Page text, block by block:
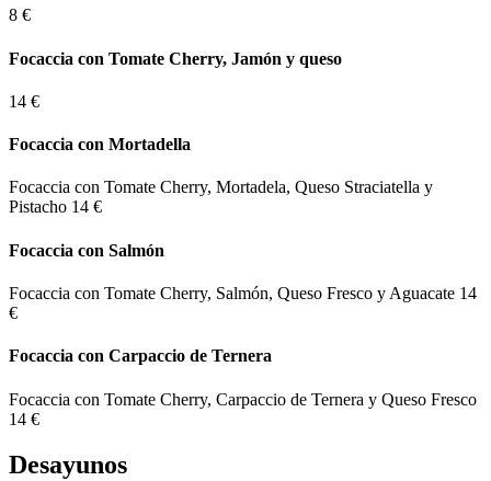
8 €
Focaccia con Tomate Cherry, Jamón y queso
14 €
Focaccia con Mortadella
Focaccia con Tomate Cherry, Mortadela, Queso Straciatella y
Pistacho 14 €
Focaccia con Salmón
Focaccia con Tomate Cherry, Salmón, Queso Fresco y Aguacate 14
€
Focaccia con Carpaccio de Ternera
Focaccia con Tomate Cherry, Carpaccio de Ternera y Queso Fresco
14 €
Desayunos